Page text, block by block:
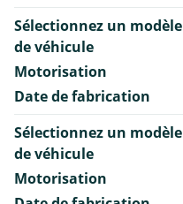
Sélectionnez un modèle
de véhicule
Motorisation
Date de fabrication
Sélectionnez un modèle
de véhicule
Motorisation